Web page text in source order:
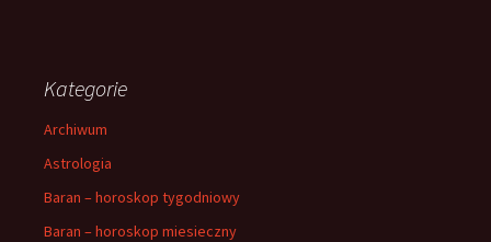
Kategorie
Archiwum
Astrologia
Baran – horoskop tygodniowy
Baran – horoskop miesieczny